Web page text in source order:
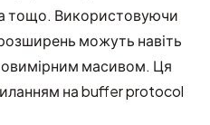
тощо. Використовуючи
розширень можуть навіть
масивом. Ця
на buffer protocol